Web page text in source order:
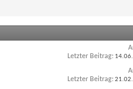
Letzter Beitrag:
Letzter Beitrag: